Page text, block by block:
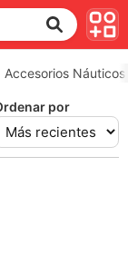
Accesorios Náuticos
por